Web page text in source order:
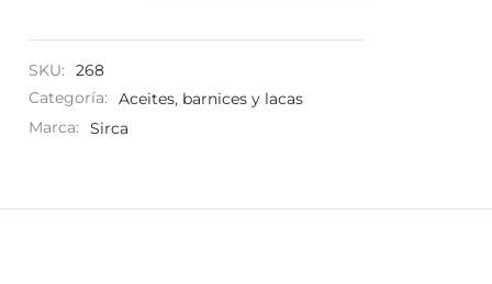
SKU:
268
Categoría:
Aceites, barnices y lacas
Marca:
Sirca